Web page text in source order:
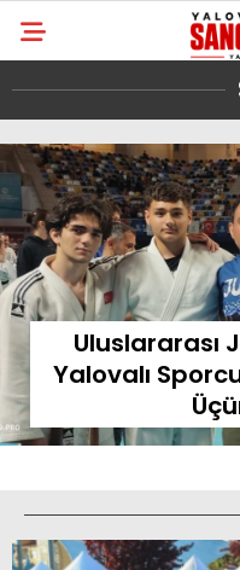
Uluslararası
Yalovalı